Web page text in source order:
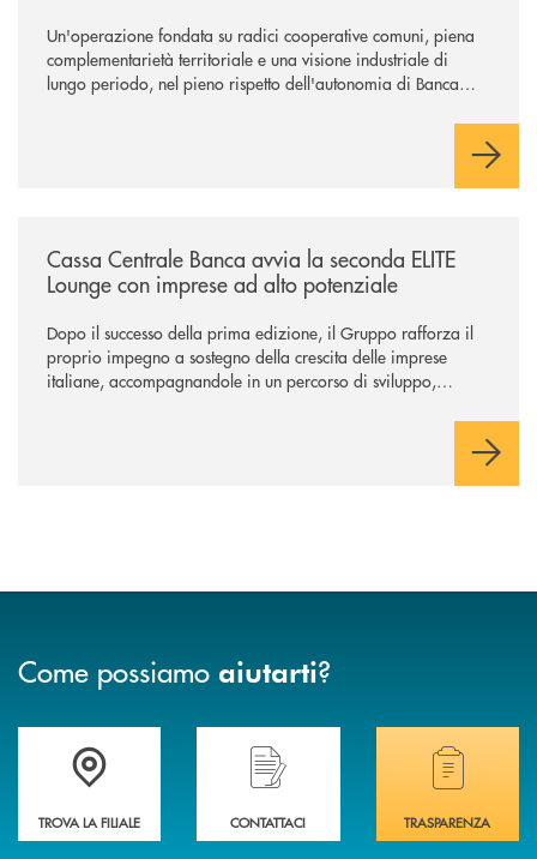
Un'operazione fondata su radici cooperative comuni, piena
complementarietà territoriale e una visione industriale di
lungo periodo, nel pieno rispetto dell'autonomia di Banca
negoziazione esclusiva per la finalizzazione dell’operazione.
Cassa Centrale Banca avvia la seconda ELITE
Lounge con imprese ad alto potenziale
Dopo il successo della prima edizione, il Gruppo rafforza il
proprio impegno a sostegno della crescita delle imprese
italiane, accompagnandole in un percorso di sviluppo,
Come possiamo aiutarti?
Trova la filiale più vicina a te .
TROVA LA FILIALE
Hai bisogno di assistenza immediata?
CONTATTACI
Hai bisogno di
TRASPARENZA